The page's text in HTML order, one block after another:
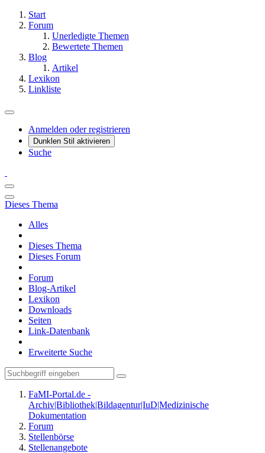
Start
Forum
Unerledigte Themen
Bewertete Themen
Blog
Artikel
Lexikon
Linkliste
Anmelden oder registrieren
Dunklen Stil aktivieren
Suche
Dieses Thema
Alles
Dieses Thema
Dieses Forum
Forum
Blog-Artikel
Lexikon
Downloads
Seiten
Link-Datenbank
Erweiterte Suche
FaMI-Portal.de -
Archiv|Bibliothek|Bildagentur|IuD|Medizinische
Dokumentation
Forum
Stellenbörse
Stellenangebote